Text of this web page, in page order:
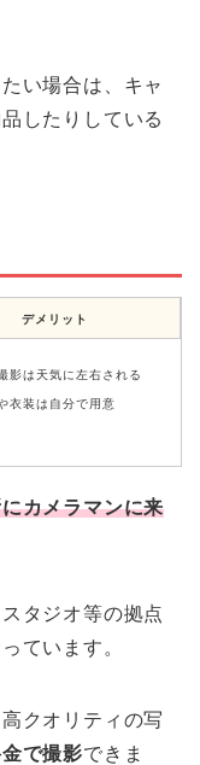
い場合は、キャ
したりしている
デメリット
影は天気に左右される
衣装は自分で用意
カメラマンに来
タジオ等の拠点
ています。
クオリティの写
で撮影できま